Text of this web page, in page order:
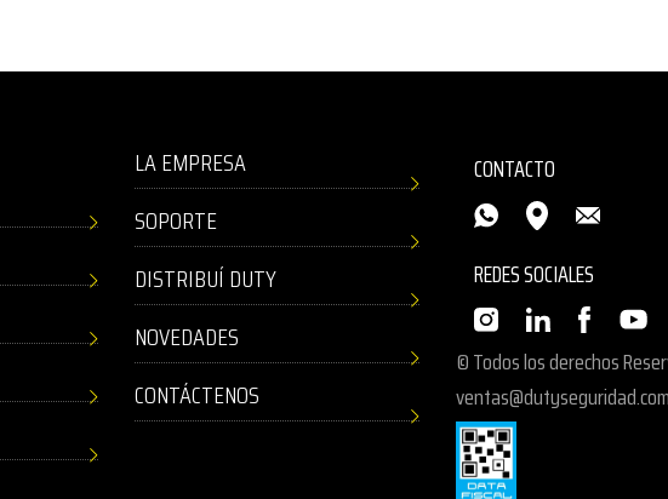
LA EMPRESA
SOPORTE
DISTRIBUÍ DUTY
NOVEDADES
CONTÁCTENOS
CONTACTO
REDES SOCIALES
© Todos los derechos